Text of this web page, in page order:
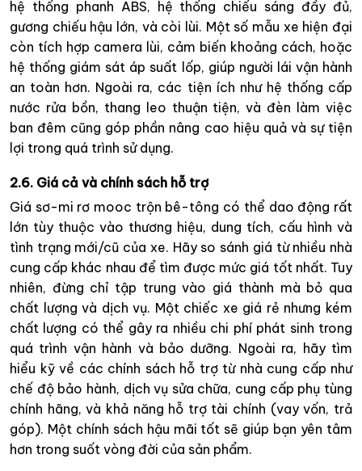
hệ thống phanh ABS, hệ thống chiếu sáng đầy đủ,
gương chiếu hậu lớn, và còi lùi. Một số mẫu xe hiện đại
còn tích hợp camera lùi, cảm biến khoảng cách, hoặc
hệ thống giám sát áp suất lốp, giúp người lái vận hành
an toàn hơn. Ngoài ra, các tiện ích như hệ thống cấp
nước rửa bồn, thang leo thuận tiện, và đèn làm việc
ban đêm cũng góp phần nâng cao hiệu quả và sự tiện
lợi trong quá trình sử dụng.
2.6. Giá cả và chính sách hỗ trợ
Giá sơ-mi rơ mooc trộn bê-tông có thể dao động rất
lớn tùy thuộc vào thương hiệu, dung tích, cấu hình và
tình trạng mới/cũ của xe. Hãy so sánh giá từ nhiều nhà
cung cấp khác nhau để tìm được mức giá tốt nhất. Tuy
nhiên, đừng chỉ tập trung vào giá thành mà bỏ qua
chất lượng và dịch vụ. Một chiếc xe giá rẻ nhưng kém
chất lượng có thể gây ra nhiều chi phí phát sinh trong
quá trình vận hành và bảo dưỡng. Ngoài ra, hãy tìm
hiểu kỹ về các chính sách hỗ trợ từ nhà cung cấp như
chế độ bảo hành, dịch vụ sửa chữa, cung cấp phụ tùng
chính hãng, và khả năng hỗ trợ tài chính (vay vốn, trả
góp). Một chính sách hậu mãi tốt sẽ giúp bạn yên tâm
hơn trong suốt vòng đời của sản phẩm.